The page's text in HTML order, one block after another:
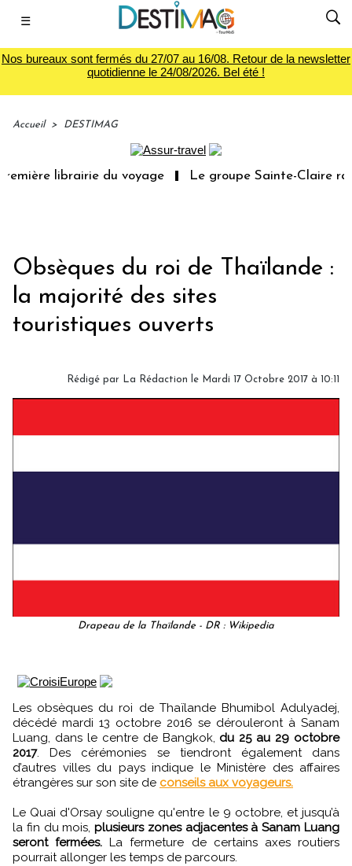
☰
Nos bureaux sont fermés du 27/07 au 16/08. Retour de la newsletter
quotidienne le 24/08/2026. Bel été !
Accueil > DESTIMAG
librairie du voyage Le groupe Sainte-Claire
Obsèques du roi de Thaïlande :
la majorité des sites
touristiques ouverts
Rédigé par La Rédaction le Mardi 17 Octobre 2017 à 10:11
Drapeau de la Thaïlande - DR : Wikipedia
Les obsèques du roi de Thaïlande Bhumibol Adulyadej,
décédé mardi 13 octobre 2016 se dérouleront à Sanam
Luang, dans le centre de Bangkok, du 25 au 29 octobre
2017. Des cérémonies se tiendront également dans
d’autres villes du pays indique le Ministère des affaires
étrangères sur son site de conseils aux voyageurs.
Le Quai d'Orsay souligne qu'entre le 9 octobre, et jusqu’à
la fin du mois,plusieurs zones adjacentes à Sanam Luang
seront fermées. La fermeture de certains axes routiers
pourrait allonger les temps de parcours.